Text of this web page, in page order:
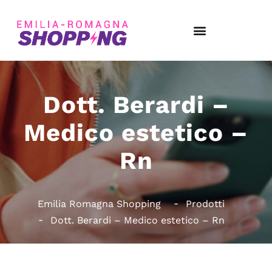
Dott. Berardi –
Medico estetico –
Rn
Emilia Romagna Shopping
Prodotti
Dott. Berardi – Medico estetico – Rn